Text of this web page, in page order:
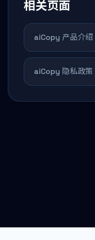
相关页面
aiCopy 产品介绍
aiCopy 隐私政策